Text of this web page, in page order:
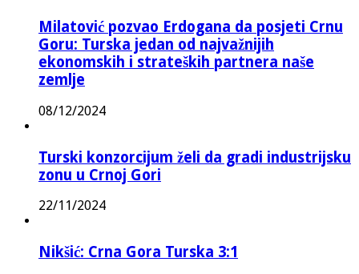
Milatović pozvao Erdogana da posjeti Crnu
Goru: Turska jedan od najvažnijih
ekonomskih i strateških partnera naše
zemlje
08/12/2024
Turski konzorcijum želi da gradi industrijsku
zonu u Crnoj Gori
22/11/2024
Nikšić: Crna Gora Turska 3:1